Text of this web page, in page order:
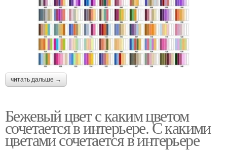
читать дальше →
Бежевый цвет с каким цветом
сочетается в интерьере. С какими
цветами сочетается в интерьере